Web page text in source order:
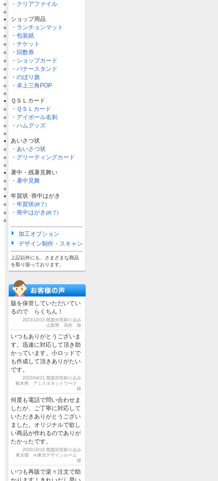
・クリアファイル
ショップ用品
・ランチョンマット
・包装紙
・チケット
・回数券
・ショップカード
・バナースタンド
・のぼり旗
・卓上三角POP
ＱＳＬカード
・ＱＳＬカード
・アイボール名刺
・ハムグッズ
あいさつ状
・あいさつ状
・グリーティングカード
暑中・残暑見舞い
・暑中見舞
年賀状･喪中はがき
・年賀状(終了)
・喪中はがき(終了)
加工オプション
デザイン制作・スキャン
上記以外にも、さまざまな商品
を取り扱っております。
版を保管していただいてい
るので らくちん！
2023/10/13 既製封筒刷り込み
山梨県 高村 様
いつもありがとうございま
す。迅速に対応して頂き助
かっています。小ロッドで
も作成して頂きありがたい
です。
2022/04/21 既製封筒刷り込み
栃木県 アミスタネットワーク
様
何度も電話で問い合わせま
したが、ご丁寧に対応して
いただきありがとうござい
ました。オリジナルで欲し
い商品が作れるのでありが
たかったです。
2020/10/16 既製封筒刷り込み
東京都 ㈱東京デザインルーム
様
いつも再版で楽々注文で助